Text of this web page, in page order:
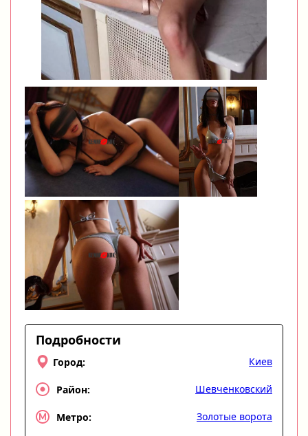
Подробности
Город: Киев
Район: Шевченковский
Метро: Золотые ворота